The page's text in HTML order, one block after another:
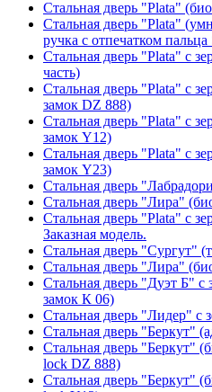
Стальная дверь "Plata"
Стальная дверь "Plata"
ручка с отпечатком
Стальная дверь "Plata" с
часть)
Стальная дверь "Plata" с
замок DZ 888)
Стальная дверь "Plata" с
замок Y12)
Стальная дверь "Plata" с
замок Y23)
Стальная дверь
Стальная дверь "Лира"
Стальная дверь "Plata" с
Заказная модель.
Стальная дверь "Сургут"
Стальная дверь "Лира"
Стальная дверь "Дуэт Б" с
замок К 06)
Стальная дверь "Лидер" с
Стальная дверь "Беркут"
Стальная дверь "Беркут"
lock DZ 888)
Стальная дверь "Беркут"